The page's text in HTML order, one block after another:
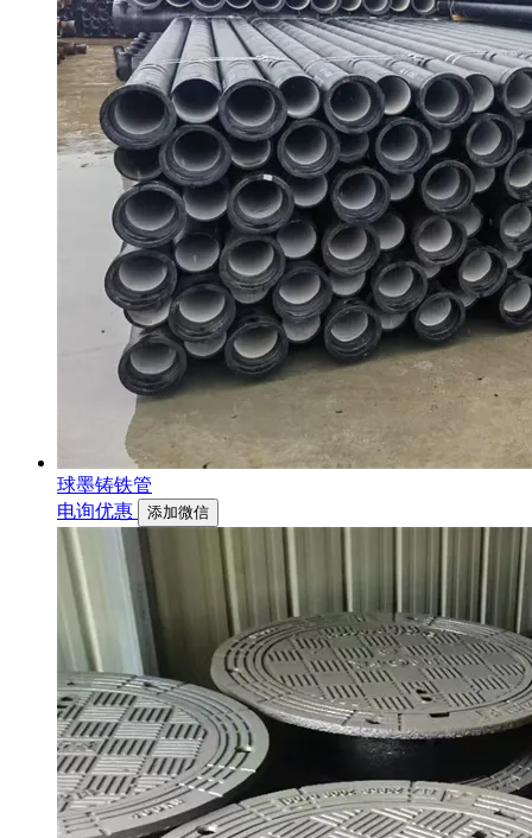
球墨铸铁管
电询优惠
添加微信